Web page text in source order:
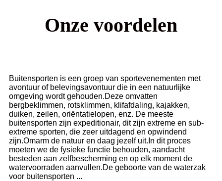
Onze voordelen
Buitensporten is een groep van sportevenementen met
avontuur of belevingsavontuur die in een natuurlijke
omgeving wordt gehouden.Deze omvatten
bergbeklimmen, rotsklimmen, klifafdaling, kajakken,
duiken, zeilen, oriëntatielopen, enz. De meeste
buitensporten zijn expeditionair, dit zijn extreme en sub-
extreme sporten, die zeer uitdagend en opwindend
zijn.Omarm de natuur en daag jezelf uit.In dit proces
moeten we de fysieke functie behouden, aandacht
besteden aan zelfbescherming en op elk moment de
watervoorraden aanvullen.De geboorte van de waterzak
voor buitensporten ...